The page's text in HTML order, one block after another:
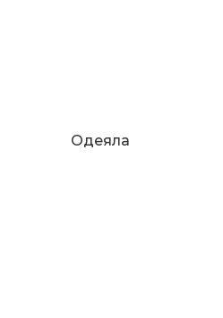
Одеяла